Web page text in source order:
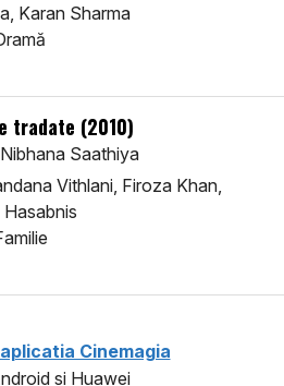
Karan Sharma
tradate (2010)
Saathiya
Vithlani, Firoza Khan,
Cinemagia
si Huawei